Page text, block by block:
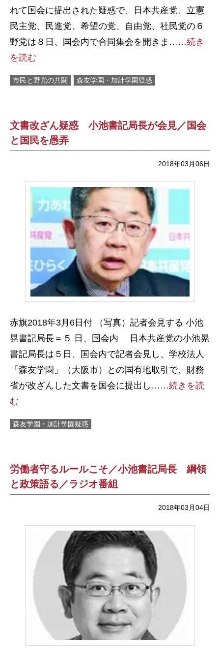
れて国会に提出された疑惑で、日本共産党、立憲
民主党、民進党、希望の党、自由党、社民党の６
野党は８日、国会内で合同集会を開きま……続き
を読む
市民と野党の共闘 森友学園・加計学園疑惑
文書改ざん疑惑 小池書記局長が会見／国会
と国民を愚弄
2018年03月06日
赤旗2018年3月6日付 （写真）記者会見する 小池
晃書記局長＝５ 日、国会内 日本共産党の小池晃
書記局長は５日、国会内で記者会見し、学校法人
「森友学園」（大阪市）との国有地取引で、財務
省が改ざんした文書を国会に提出し……続きを読
む
森友学園・加計学園疑惑
労働者守るルールこそ／小池書記局長 綱領
と政策語る／ラジオ番組
2018年03月04日